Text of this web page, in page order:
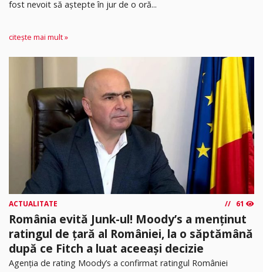
fost nevoit să aștepte în jur de o oră...
citește mai mult »
ACTUALITATE 61
România evită Junk-ul! Moody’s a menținut
ratingul de țară al României, la o săptămână
după ce Fitch a luat aceeași decizie
Agenția de rating Moody’s a confirmat ratingul României